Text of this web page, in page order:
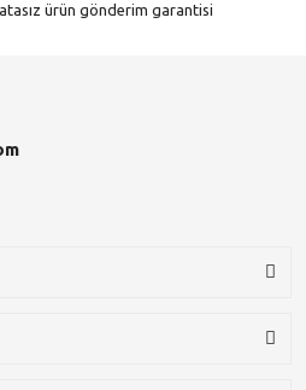
ürün gönderim garantisi